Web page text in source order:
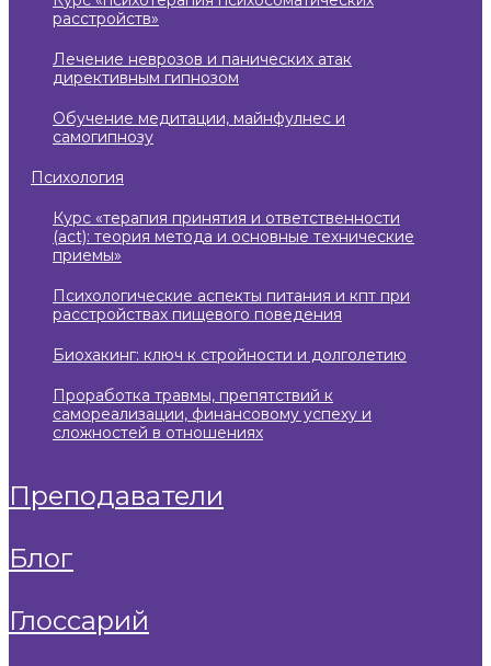
расстройств»
лечение неврозов и панических атак
директивным гипнозом
обучение медитации, майнфулнес и
самогипнозу
психология
курс «терапия принятия и ответственности
(act): теория метода и основные технические
приемы»
психологические аспекты питания и кпт при
расстройствах пищевого поведения
биохакинг: ключ к стройности и долголетию
проработка травмы, препятствий к
самореализации, финансовому успеху и
сложностей в отношениях
преподаватели
блог
глоссарий